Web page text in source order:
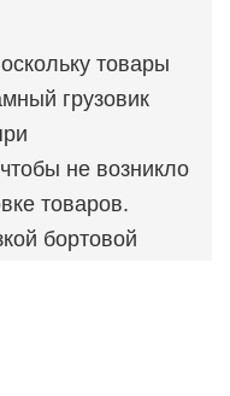
товары
грузовик
не возникло
товаров.
бортовой
чем у других